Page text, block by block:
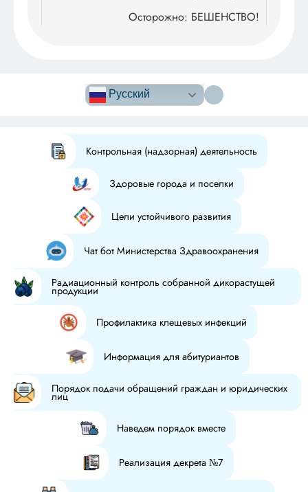
Осторожно: БЕШЕНСТВО!
Русский
для
слабовидящих
Контрольная (надзорная) деятельность
Здоровые города и поселки
Цели устойчивого развития
Чат бот Министерства Здравоохранения
Радиационный контроль собранной дикорастущей
продукции
Профилактика клещевых инфекций
Информация для абитуриантов
Порядок подачи обращений граждан и юридических
лиц
Наведем порядок вместе
Реализация декрета №7